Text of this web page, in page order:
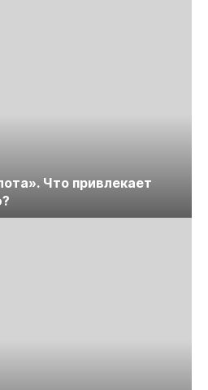
Что привлекает